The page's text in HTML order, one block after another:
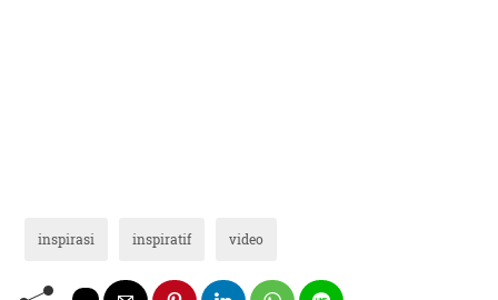
inspirasi inspiratif video